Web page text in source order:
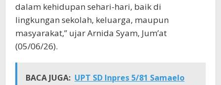
dalam kehidupan sehari-hari, baik di
lingkungan sekolah, keluarga, maupun
masyarakat,” ujar Arnida Syam, Jum’at
(05/06/26).
BACA JUGA: UPT SD Inpres 5/81 Samaelo